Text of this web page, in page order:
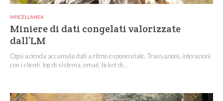
MISCELLANEA
Miniere di dati congelati valorizzate
dall’LM
Ogni azienda accumula dati a ritmo esponenziale. Transazioni, interazioni
con i clienti, log di sistema, email, ticket di...